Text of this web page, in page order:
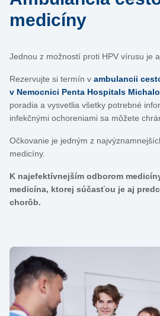
medicíny
Jednou z možností proti HPV vírusu je
Rezervujte si termín v ambulancii
v Nemocnici Penta Hospitals
poradia a vysvetlia všetky potrebné
infekčnými ochoreniami sa môžete
Očkovanie je jedným z
medicíny.
K najefektívnejším odborom
medicína, ktorej súčasťou je aj
chorôb.